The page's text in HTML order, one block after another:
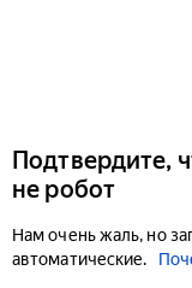
Подтвердите,
не робот
Нам очень жаль, но
автоматические.